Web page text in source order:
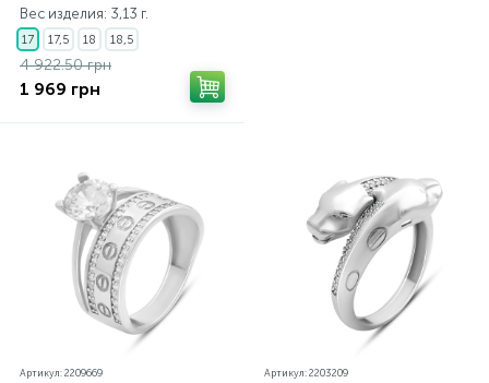
Вес изделия: 3,13 г.
17 17,5 18 18,5
4 922.50 грн
1 969 грн
Артикул: 2209669 Артикул: 2203209